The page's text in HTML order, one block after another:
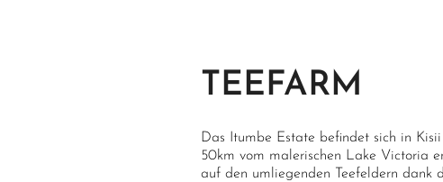
TEEFARM
Das Itumbe Estate befindet sich in
50km vom malerischen Lake Victoria
auf den umliegenden Teefeldern dank